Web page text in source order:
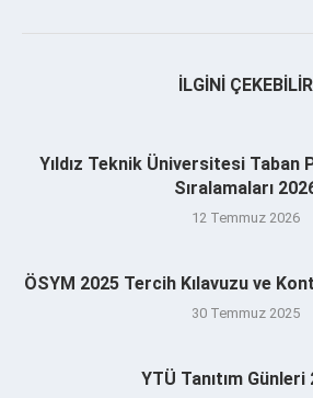
İLGINI ÇEKEBILIR
Yıldız Teknik Üniversitesi Taban
Sıralamaları
12 Temmuz 2026
ÖSYM 2025 Tercih Kılavuzu ve
30 Temmuz 2025
YTÜ Tanıtım Günleri